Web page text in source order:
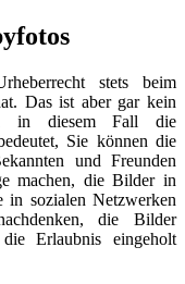
stets beim
Das ist aber gar kein
in diesem Fall die
Sie können die
und Freunden
machen, die Bilder in
in sozialen Netzwerken
die Bilder
Erlaubnis eingeholt